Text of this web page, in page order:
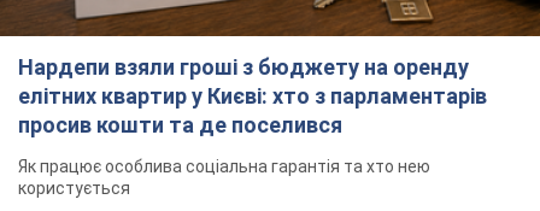
Армія Росії здійснила масовану атаку на Одесу:
горіла історична частина міста, є постраждалі.
Фото та відео
30 минут назад